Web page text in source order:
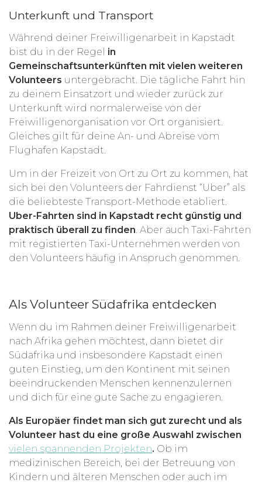
Unterkunft und Transport
Während deiner Freiwilligenarbeit in Kapstadt
bist du in der Regel in
Gemeinschaftsunterkünften mit vielen weiteren
Volunteers untergebracht. Die tägliche Fahrt hin
zu deinem Einsatzort und wieder zurück zur
Unterkunft wird normalerweise von der
Freiwilligenorganisation vor Ort organisiert.
Gleiches gilt für deine An- und Abreise vom
Flughafen Kapstadt.
Um in der Freizeit von Ort zu Ort zu kommen, hat
sich bei den Volunteers der Fahrdienst “Uber” als
die beliebteste Transport-Methode etabliert.
Uber-Fahrten sind in Kapstadt recht günstig und
praktisch überall zu finden. Aber auch Taxi-Fahrten
mit registierten Taxi-Unternehmen werden von
den Volunteers häufig in Anspruch genommen.
Als Volunteer Südafrika entdecken
Wenn du im Rahmen deiner Freiwilligenarbeit
nach Afrika gehen möchtest, dann bietet dir
Südafrika und insbesondere Kapstadt einen
guten Einstieg, um den Kontinent mit seinen
beeindruckenden Menschen kennenzulernen
und dich für eine gute Sache zu engagieren.
Als Europäer findet man sich gut zurecht und als
Volunteer hast du eine große Auswahl zwischen
vielen spannenden Projekten. Ob im
medizinischen Bereich, bei der Betreuung von
Kindern und älteren Menschen oder auch im